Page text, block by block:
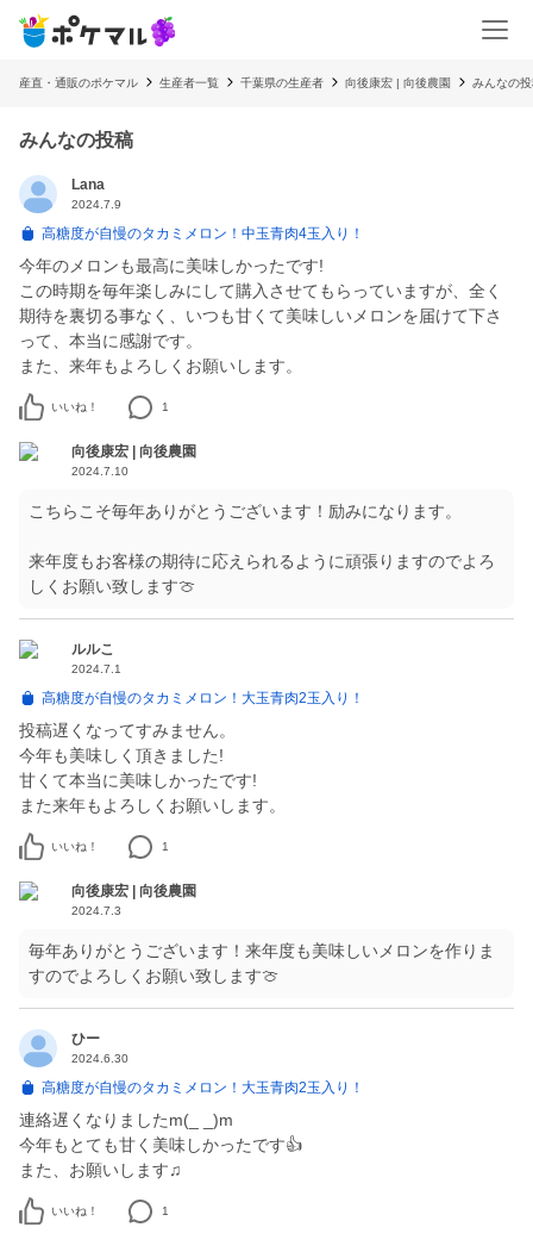
産直・通販のポケマル 生産者一覧 千葉県の生産者 向後康宏 | 向後農園 みんなの
みんなの投稿
Lana
2024.7.9
高糖度が自慢のタカミメロン！中玉青肉4玉入り！
今年のメロンも最高に美味しかったです!
この時期を毎年楽しみにして購入させてもらっていますが、全く
期待を裏切る事なく、いつも甘くて美味しいメロンを届けて下さ
って、本当に感謝です。
また、来年もよろしくお願いします。
いいね！ 1
向後康宏 | 向後農園
2024.7.10
こちらこそ毎年ありがとうございます！励みになります。
来年度もお客様の期待に応えられるように頑張りますのでよろ
しくお願い致します🍈
ルルこ
2024.7.1
高糖度が自慢のタカミメロン！大玉青肉2玉入り！
投稿遅くなってすみません。
今年も美味しく頂きました!
甘くて本当に美味しかったです!
また来年もよろしくお願いします。
いいね！ 1
向後康宏 | 向後農園
2024.7.3
毎年ありがとうございます！来年度も美味しいメロンを作りま
すのでよろしくお願い致します🍈
ひー
2024.6.30
高糖度が自慢のタカミメロン！大玉青肉2玉入り！
連絡遅くなりましたm(_ _)m
今年もとても甘く美味しかったです👍
また、お願いします♫
いいね！ 1